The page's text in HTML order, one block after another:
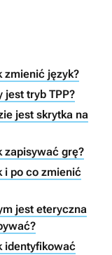
zmienić język?
jest tryb TPP?
jest skrytka na
zapisywać grę?
i po co zmienić
jest eteryczna
identyfikować